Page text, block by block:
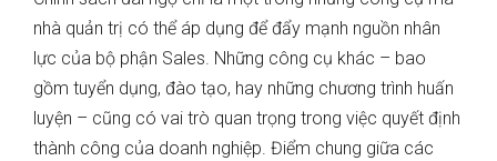
nhà quản trị có thể áp dụng để đẩy mạnh nguồn nhân
lực của bộ phận Sales. Những công cụ khác – bao
gồm tuyển dụng, đào tạo, hay những chương trình huấn
luyện – cũng có vai trò quan trọng trong việc quyết định
thành công của doanh nghiệp. Điểm chung giữa các